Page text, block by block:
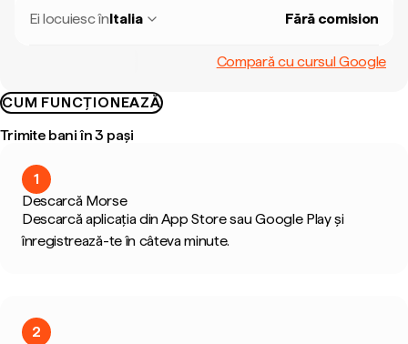
Ei locuiesc înItalia Fără comision
Compară cu cursul Google
CUM FUNCȚIONEAZĂ
Trimite bani în 3 pași
1
Descarcă Morse
Descarcă aplicația din App Store sau Google Play și
înregistrează-te în câteva minute.
2